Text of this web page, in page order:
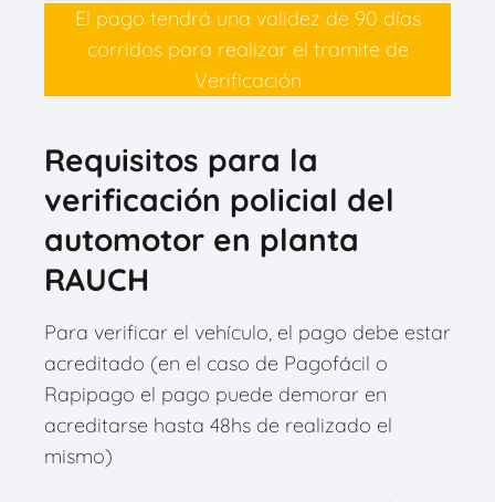
El pago tendrá una validez de 90 días
corridos para realizar el tramite de
Verificación
Requisitos para la
verificación policial del
automotor en planta
RAUCH
Para verificar el vehículo, el pago debe estar
acreditado (en el caso de Pagofácil o
Rapipago el pago puede demorar en
acreditarse hasta 48hs de realizado el
mismo)